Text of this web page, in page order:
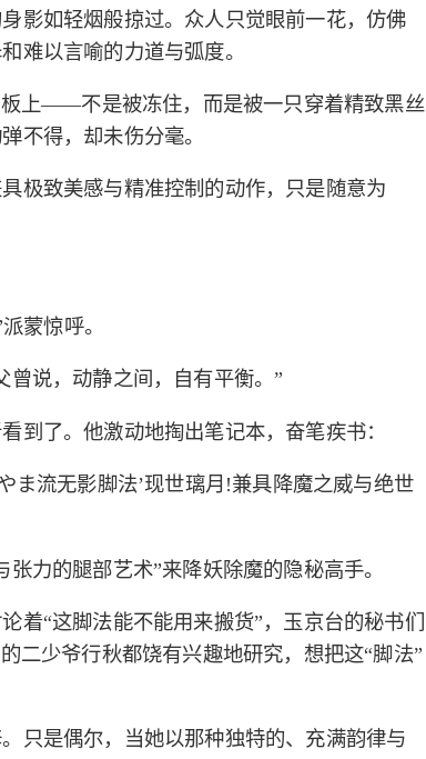
影如轻烟般掠过。众人只觉眼前一花，仿佛
难以言喻的力道与弧度。
上——不是被冻住，而是被一只穿着精致黑丝
不得，却未伤分毫。
极致美感与精准控制的动作，只是随意为
蒙惊呼。
曾说，动静之间，自有平衡。”
到了。他激动地掏出笔记本，奋笔疾书：
流无影脚法’现世璃月!兼具降魔之威与绝世
力的腿部艺术”来降妖除魔的隐秘高手。
着“这脚法能不能用来搬货”，玉京台的秘书们
二少爷行秋都饶有兴趣地研究，想把这“脚法”
只是偶尔，当她以那种独特的、充满韵律与